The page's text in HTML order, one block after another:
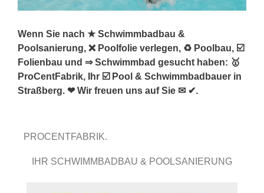
Wenn Sie nach ★ Schwimmbadbau &
Poolsanierung, ❌ Poolfolie verlegen, ♻ Poolbau, ☑️
Folienbau und ⇒ Schwimmbad gesucht haben: 🥇
ProCentFabrik, Ihr ☑️ Pool & Schwimmbadbauer in
Straßberg. ❤ Wir freuen uns auf Sie ✉ ✔.
PROCENTFABRIK.
IHR SCHWIMMBADBAU & POOLSANIERUNG